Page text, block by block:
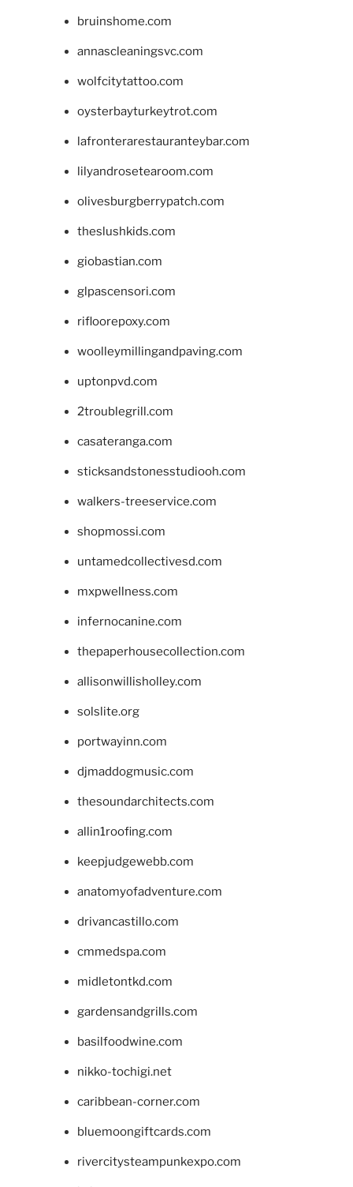
bruinshome.com
annascleaningsvc.com
wolfcitytattoo.com
oysterbayturkeytrot.com
lafronterarestauranteybar.com
lilyandrosetearoom.com
olivesburgberrypatch.com
theslushkids.com
giobastian.com
glpascensori.com
rifloorepoxy.com
woolleymillingandpaving.com
uptonpvd.com
2troublegrill.com
casateranga.com
sticksandstonesstudiooh.com
walkers-treeservice.com
shopmossi.com
untamedcollectivesd.com
mxpwellness.com
infernocanine.com
thepaperhousecollection.com
allisonwillisholley.com
solslite.org
portwayinn.com
djmaddogmusic.com
thesoundarchitects.com
allin1roofing.com
keepjudgewebb.com
anatomyofadventure.com
drivancastillo.com
cmmedspa.com
midletontkd.com
gardensandgrills.com
basilfoodwine.com
nikko-tochigi.net
caribbean-corner.com
bluemoongiftcards.com
rivercitysteampunkexpo.com